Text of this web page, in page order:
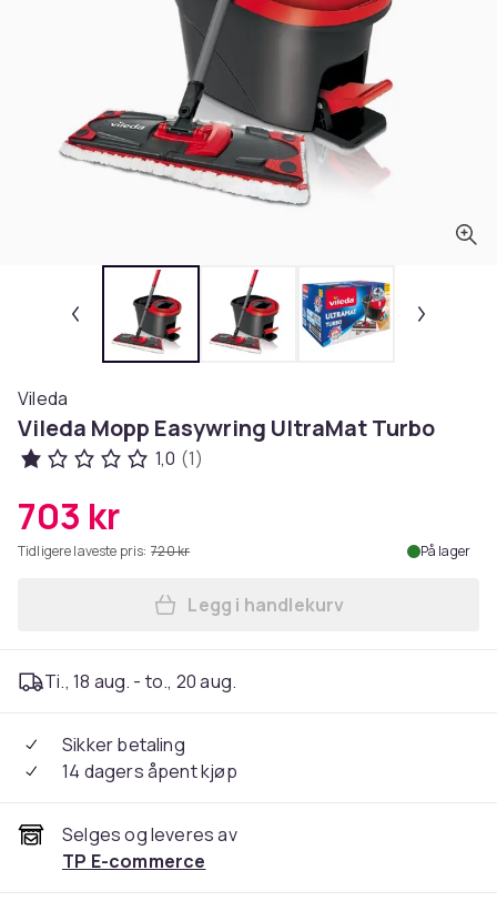
Vileda
Vileda Mopp Easywring UltraMat Turbo
1,0 (1)
703 kr
Tidligere laveste pris: 720 kr På lager
Legg Vileda Mopp
Legg i handlekurv
Ti., 18 aug. - to., 20 aug.
Sikker betaling
14 dagers åpent kjøp
Selges og leveres av
TP E-commerce